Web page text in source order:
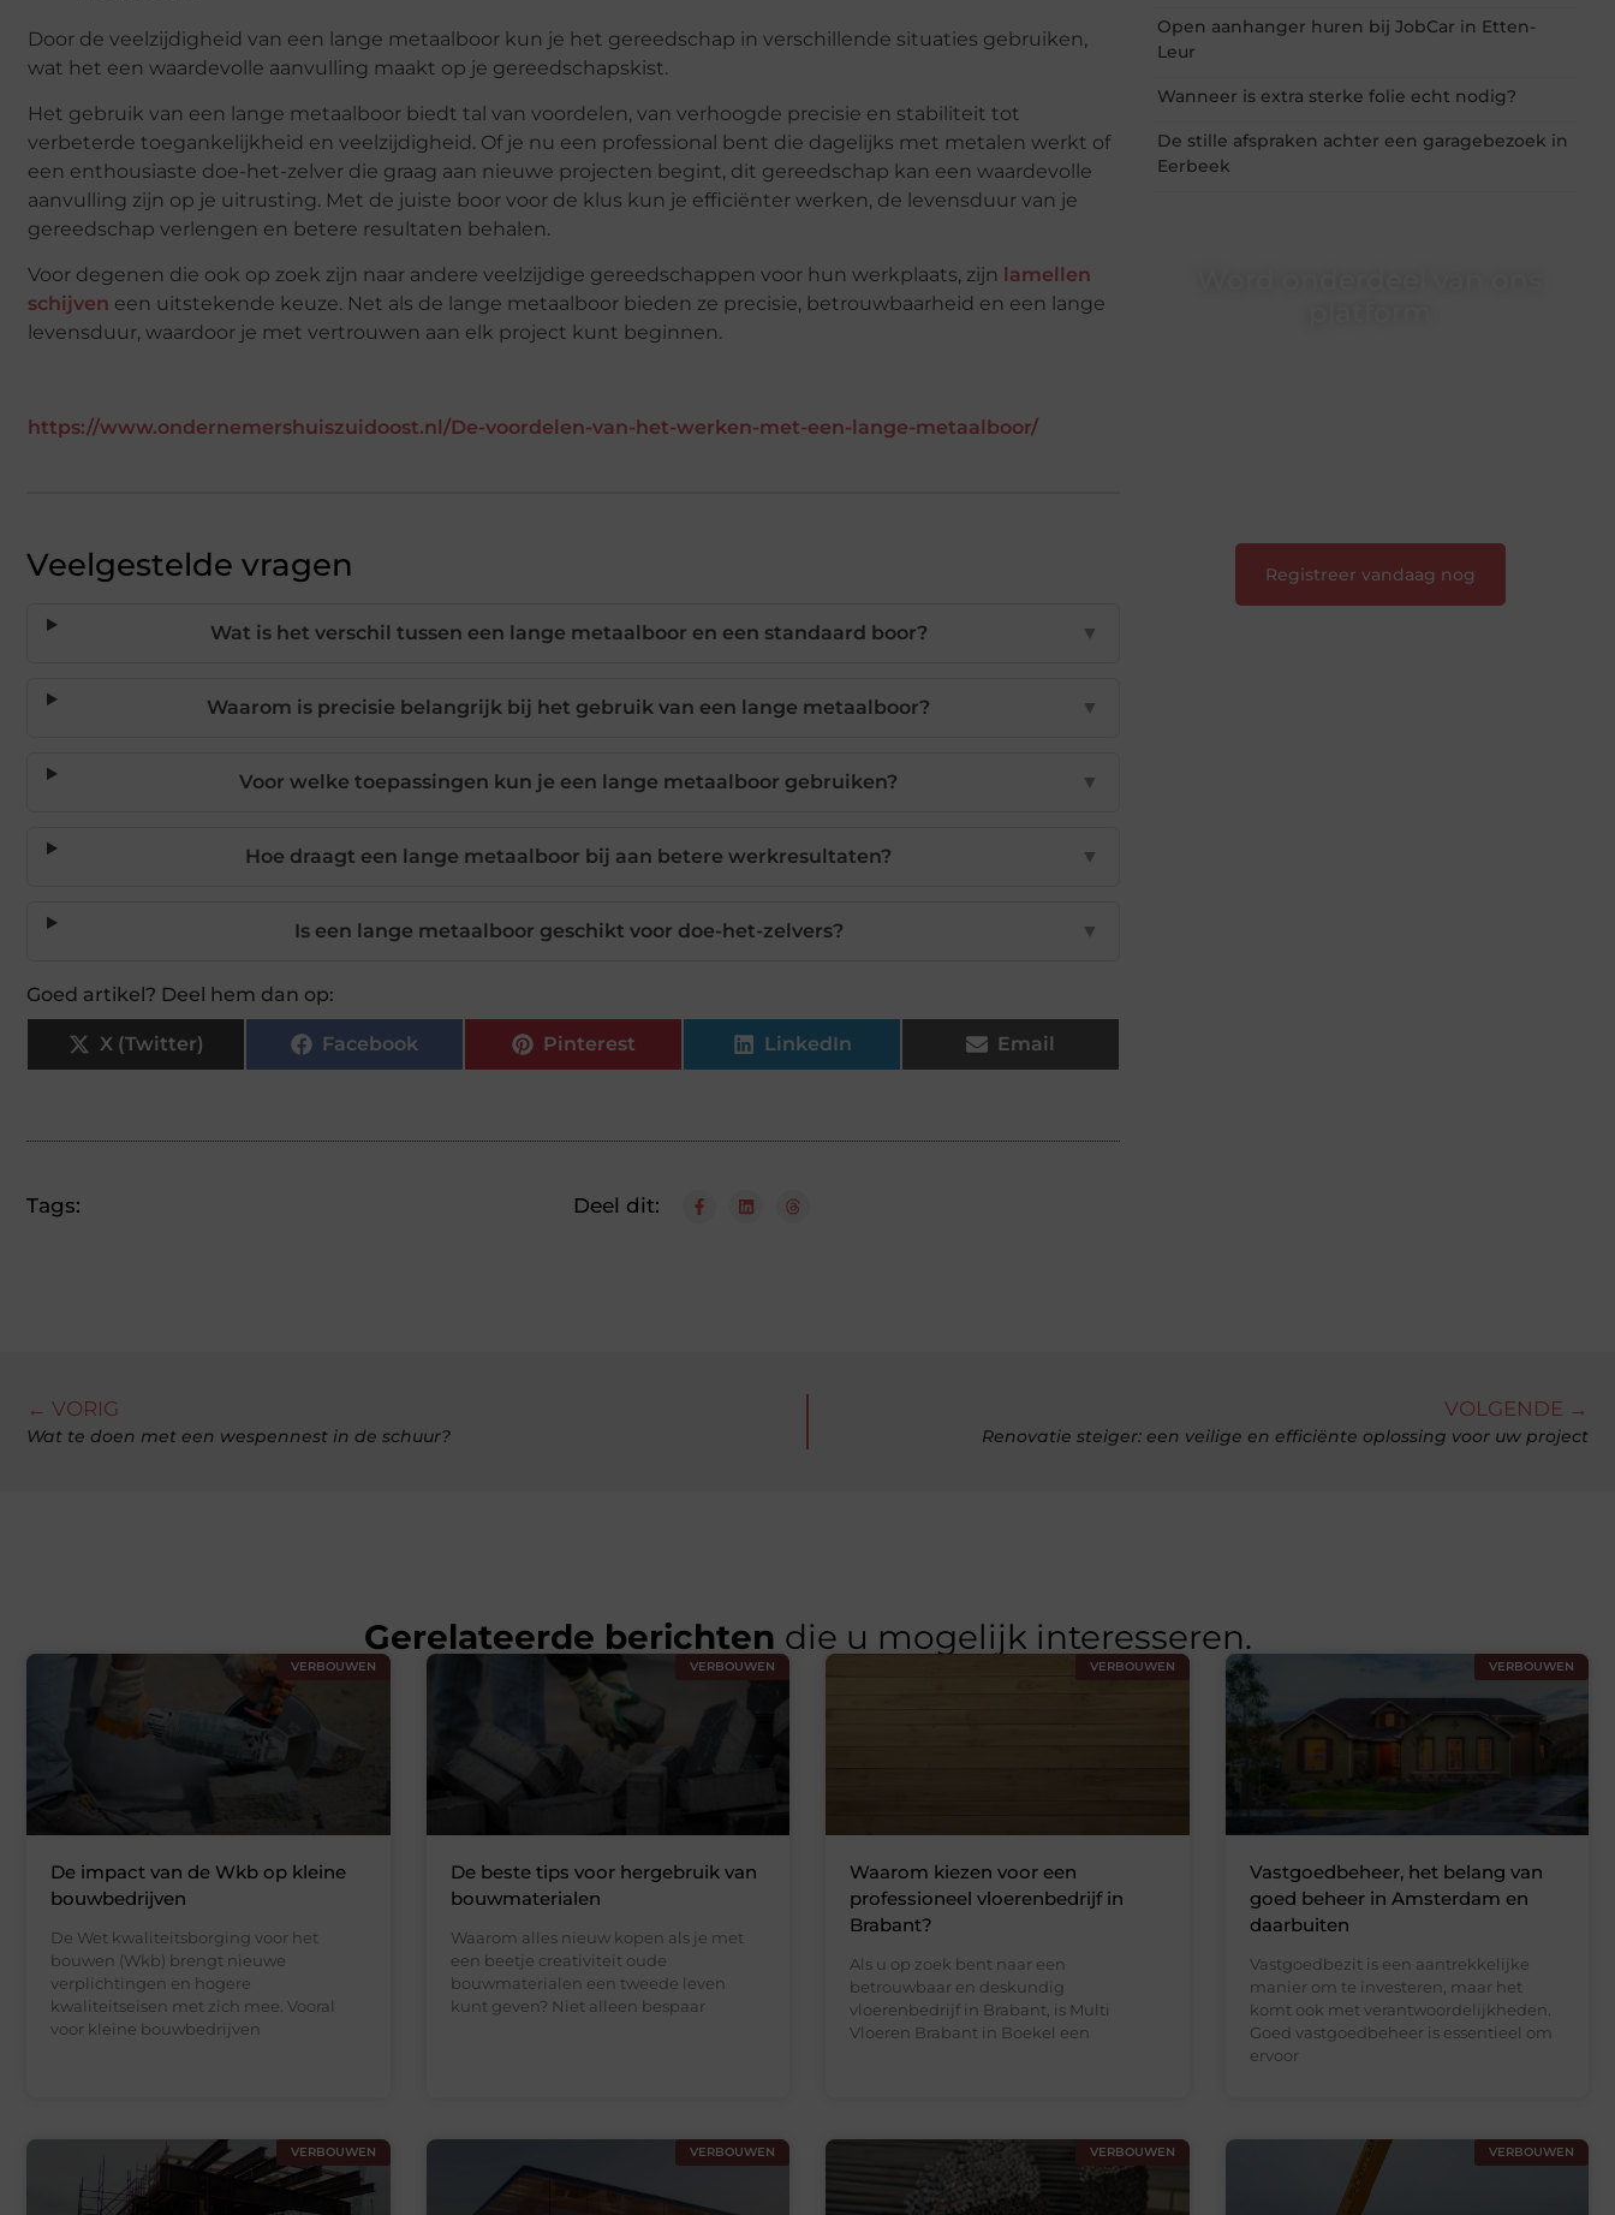
Door de veelzijdigheid van een lange metaalboor kun je het gereedschap in verschillende situaties gebruiken,
wat het een waardevolle aanvulling maakt op je gereedschapskist.
Het gebruik van een lange metaalboor biedt tal van voordelen, van verhoogde precisie en stabiliteit tot
verbeterde toegankelijkheid en veelzijdigheid. Of je nu een professional bent die dagelijks met metalen werkt of
een enthousiaste doe-het-zelver die graag aan nieuwe projecten begint, dit gereedschap kan een waardevolle
aanvulling zijn op je uitrusting. Met de juiste boor voor de klus kun je efficiënter werken, de levensduur van je
gereedschap verlengen en betere resultaten behalen.
Voor degenen die ook op zoek zijn naar andere veelzijdige gereedschappen voor hun werkplaats, zijn
lamellen
schijven een uitstekende keuze. Net als de lange metaalboor bieden ze precisie, betrouwbaarheid en een lange
levensduur, waardoor je met vertrouwen aan elk project kunt beginnen.
https://www.ondernemershuiszuidoost.nl/De-voordelen-van-het-werken-met-een-lange-metaalboor/
Veelgestelde vragen
Wat is het verschil tussen een lange metaalboor en een standaard boor? ▼
Waarom is precisie belangrijk bij het gebruik van een lange metaalboor? ▼
Voor welke toepassingen kun je een lange metaalboor gebruiken? ▼
Hoe draagt een lange metaalboor bij aan betere werkresultaten? ▼
Is een lange metaalboor geschikt voor doe-het-zelvers? ▼
Goed artikel? Deel hem dan op:
X (Twitter) Facebook Pinterest LinkedIn Email
Tags: Deel dit:
Open aanhanger huren bij JobCar in Etten-
Leur
Wanneer is extra sterke folie echt nodig?
De stille afspraken achter een garagebezoek in
Eerbeek
Registreer vandaag nog
← VORIG
Wat te doen met een wespennest in de schuur?
VOLGENDE →
Renovatie steiger: een veilige en efficiënte oplossing voor uw project
Gerelateerde berichten die u mogelijk interesseren.
VERBOUWEN
De impact van de Wkb op kleine
bouwbedrijven
De Wet kwaliteitsborging voor het
bouwen (Wkb) brengt nieuwe
verplichtingen en hogere
kwaliteitseisen met zich mee. Vooral
voor kleine bouwbedrijven
VERBOUWEN
De beste tips voor hergebruik van
bouwmaterialen
Waarom alles nieuw kopen als je met
een beetje creativiteit oude
bouwmaterialen een tweede leven
kunt geven? Niet alleen bespaar
VERBOUWEN
Waarom kiezen voor een
professioneel vloerenbedrijf in
Brabant?
Als u op zoek bent naar een
betrouwbaar en deskundig
vloerenbedrijf in Brabant, is Multi
Vloeren Brabant in Boekel een
VERBOUWEN
Vastgoedbeheer, het belang van
goed beheer in Amsterdam en
daarbuiten
Vastgoedbezit is een aantrekkelijke
manier om te investeren, maar het
komt ook met verantwoordelijkheden.
Goed vastgoedbeheer is essentieel om
ervoor
VERBOUWEN VERBOUWEN VERBOUWEN VERBOUWEN